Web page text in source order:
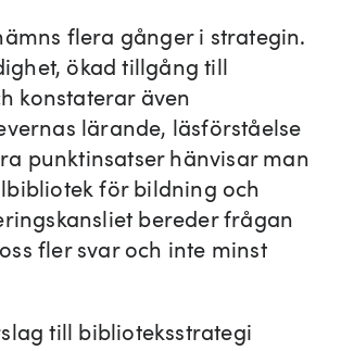
flera gånger i strategin.
ökad tillgång till
konstaterar även
lärande, läsförståelse
punktinsatser hänvisar man
för bildning och
bereder frågan
fler svar och inte minst
till biblioteksstrategi